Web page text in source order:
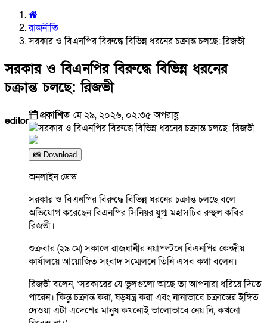
রাজনীতি
সরকার ও বিএনপির বিরুদ্ধে বিভিন্ন ধরনের চক্রান্ত চলছে: রিজভী
সরকার ও বিএনপির বিরুদ্ধে বিভিন্ন ধরনের
চক্রান্ত চলছে: রিজভী
editor প্রকাশিত মে ২৯, ২০২৬, ০২:৩৫ অপরাহ্ণ
📸 Download
অনলাইন ডেস্ক
সরকার ও বিএনপির বিরুদ্ধে বিভিন্ন ধরনের চক্রান্ত চলছে বলে
অভিযোগ করেছেন বিএনপির সিনিয়র যুগ্ম মহাসচিব রুহুল কবির
রিজভী।
শুক্রবার (২৯ মে) সকালে রাজধানীর নয়াপল্টনে বিএনপির কেন্দ্রীয়
কার্যালয়ে আয়োজিত সংবাদ সম্মেলনে তিনি এসব কথা বলেন।
রিজভী বলেন, ‘সরকারের যে ভুলগুলো আছে তা আপনারা ধরিয়ে দিতে
পারেন। কিন্তু চক্রান্ত করা, ষড়যন্ত্র করা এবং নানাভাবে চক্রান্তের ইঙ্গিত
দেওয়া এটা এদেশের মানুষ কখনোই ভালোভাবে নেয় নি, কখনো